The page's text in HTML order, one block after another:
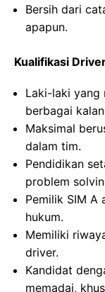
Bersih dari
apapun.
Kualifikasi
Laki-laki yang
berbagai
Maksimal
dalam tim.
Pendidikan
problem
Pemilik SIM A
hukum.
Memiliki
driver.
Kandidat
memadai,